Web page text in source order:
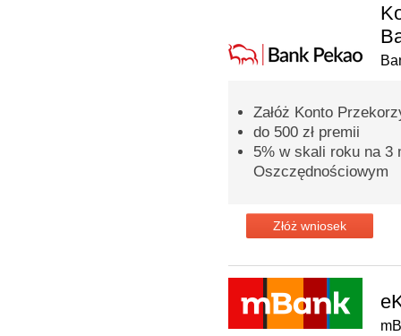
Załóż Konto
do 500 zł premii
5% w skali roku na 3
Oszczędnościowym
Złóż wniosek